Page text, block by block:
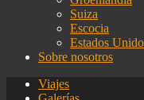
Suiza
Escocia
Estados
Sobre nosotros
Viajes